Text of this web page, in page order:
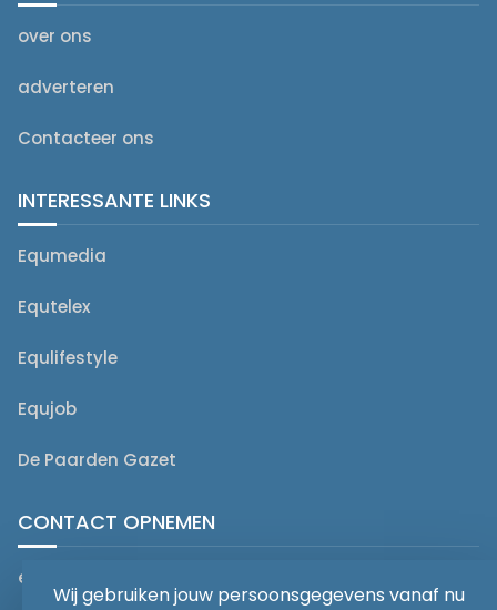
over ons
adverteren
Contacteer ons
INTERESSANTE LINKS
Equmedia
Equtelex
Equlifestyle
Equjob
De Paarden Gazet
CONTACT OPNEMEN
editorial@equmedia.be
Wij gebruiken jouw persoonsgegevens vanaf nu